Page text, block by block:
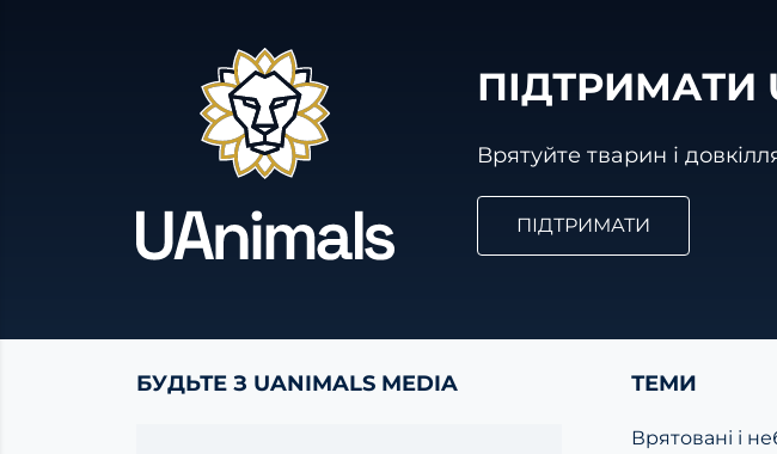
ПІДТРИМАТИ
Врятуйте тварин і
ПІДТРИМАТИ
БУДЬТЕ З UANIMALS MEDIA ТЕМИ
Врятовані і